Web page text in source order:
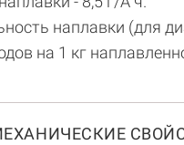
наплавки (для
на 1 кг